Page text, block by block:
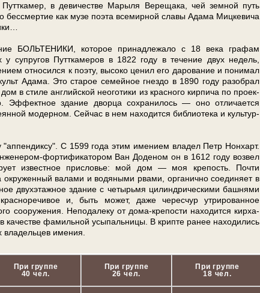
в девичестве Марыля Верещака, чей земной путь
бессмертие как музе по­эта всемирной славы Ада­ма Миц­ке­ви­ча
БОЛЬТЕНИКИ, ко­то­рое при­над­ле­жа­ло с 18 ве­ка графам
супругов Путткамеров в 1822 го­ду в те­че­ние двух не­дель,
относился к по­эту, высоко ценил его дарование и по­ни­мал
Ада­ма. Это ста­рое семейное гнез­до в 1890 го­ду разобрал
в сти­ле английской не­ого­ти­ки из крас­но­го кирпича по про­ек­
Эффектное здание двор­ца со­хра­ни­лось — оно от­ли­ча­ет­ся
модерном. Сейчас в нем на­хо­дит­ся биб­лио­те­ка и куль­тур­
С 1599 го­да этим име­ни­ем владел Петр Нонхарт.
фортификатором Ван Доденом он в 1612 го­ду возвел
из­вест­ное присловье: мой дом — моя кре­пость. Почти
ва­ла­ми и водяными рвами, ор­га­нич­но со­еди­ня­ет в
двух­этаж­ное здание с че­тырь­мя цилиндрическими баш­ня­ми
и, быть мо­жет, да­же чересчур утрированное
со­ору­же­ния. Не­по­да­ле­ку от дома-крепости на­хо­дит­ся кирха-
качестве фамильной усыпальницы. В крип­те ранее на­хо­ди­лись
име­ния.
При группе
40 чел.
При группе
26 чел.
При группе
18 чел.